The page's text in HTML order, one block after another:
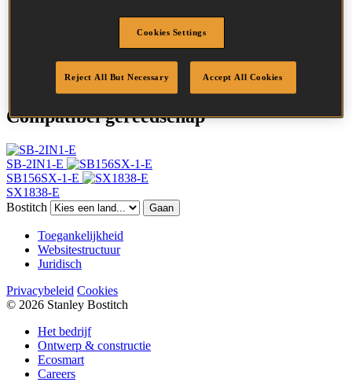
5.6 mm
Gegalv
Beitelpunten
Hoeveelheid per box
Compatibel gereedschap
SB-2IN1-E
SB156SX-1-E
SX1838-E
Bostitch
Gaan
Toegankelijkheid
Websitestructuur
Juridisch
Privacybeleid Cookies
© 2026 Stanley Bostitch
Het bedrijf
Ontwerp & constructie
Ecosmart
Careers
Cookies Settings
Reject All But Necessary Accept All Cookies